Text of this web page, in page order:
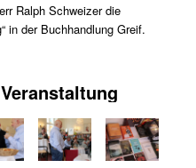
Ralph Schweizer die
in der Buchhandlung Greif.